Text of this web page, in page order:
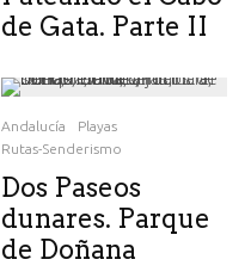
de Gata. Parte II
Andalucía
Playas
Rutas-Senderismo
Dos Paseos
dunares. Parque
de Doñana